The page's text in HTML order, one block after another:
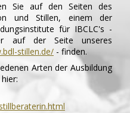
Sie auf den Seiten des
und Stillen, einem der
für IBCLC's -
auf der Seite unseres
stillen.de/ - finden.
Arten der Ausbildung